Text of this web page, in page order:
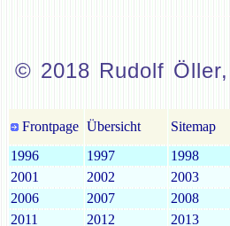
© 2018 Rudolf
Frontpage Übersicht Sitemap
1996
1997 1998
2001
2002 2003
2006
2007 2008
2011
2012 2013